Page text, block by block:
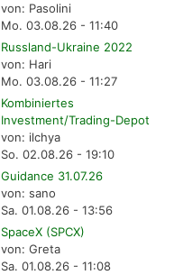
von: Pasolini
Mo. 03.08.26 - 11:40
Russland-Ukraine 2022
von: Hari
Mo. 03.08.26 - 11:27
Kombiniertes
Investment/Trading-Depot
von: ilchya
So. 02.08.26 - 19:10
Guidance 31.07.26
von: sano
Sa. 01.08.26 - 13:56
SpaceX (SPCX)
von: Greta
Sa. 01.08.26 - 11:08